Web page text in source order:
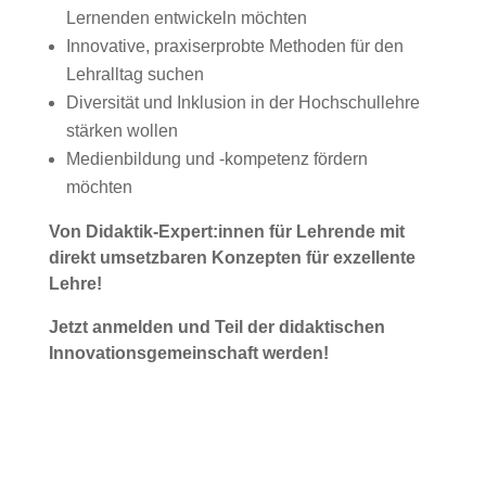
Lernenden entwickeln möchten
Innovative, praxiserprobte Methoden für den
Lehralltag suchen
Diversität und Inklusion in der Hochschullehre
stärken wollen
Medienbildung und -kompetenz fördern
möchten
Von Didaktik-Expert:innen für Lehrende mit
direkt umsetzbaren Konzepten für exzellente
Lehre!
Jetzt anmelden und Teil der didaktischen
Innovationsgemeinschaft werden!